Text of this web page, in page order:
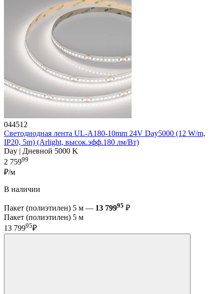
044512
Светодиодная лента UL-A180-10mm 24V Day5000 (12 W/m,
IP20, 5m) (Arlight, высок.эфф.180 лм/Вт)
Day | Дневной 5000 K
2 75999
₽/м
В наличии
Пакет (полиэтилен) 5 м — 13 79995 ₽
Пакет (полиэтилен) 5 м
13 79995₽